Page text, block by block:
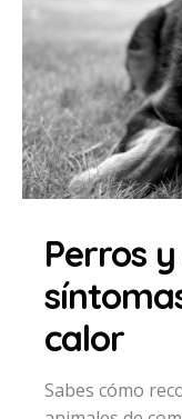
Perros
calor
Sabes cómo